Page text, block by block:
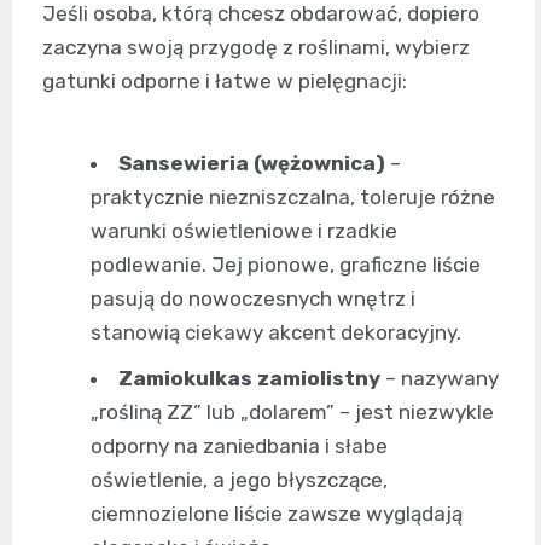
Jeśli osoba, którą chcesz obdarować, dopiero
zaczyna swoją przygodę z roślinami, wybierz
gatunki odporne i łatwe w pielęgnacji:
Sansewieria (wężownica) –
praktycznie niezniszczalna, toleruje różne
warunki oświetleniowe i rzadkie
podlewanie. Jej pionowe, graficzne liście
pasują do nowoczesnych wnętrz i
stanowią ciekawy akcent dekoracyjny.
Zamiokulkas zamiolistny – nazywany
„rośliną ZZ” lub „dolarem” – jest niezwykle
odporny na zaniedbania i słabe
oświetlenie, a jego błyszczące,
ciemnozielone liście zawsze wyglądają